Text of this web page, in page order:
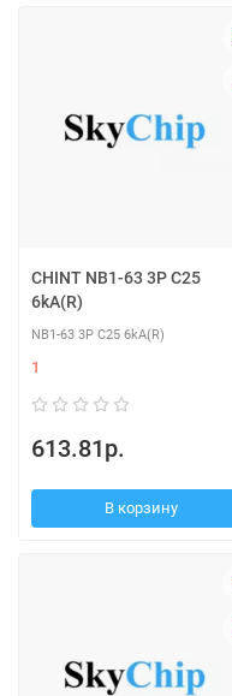
CHINT NB1-63 3P C25
6kA(R)
NB1-63 3P C25 6kA(R)
1
613.81р.
В корзину